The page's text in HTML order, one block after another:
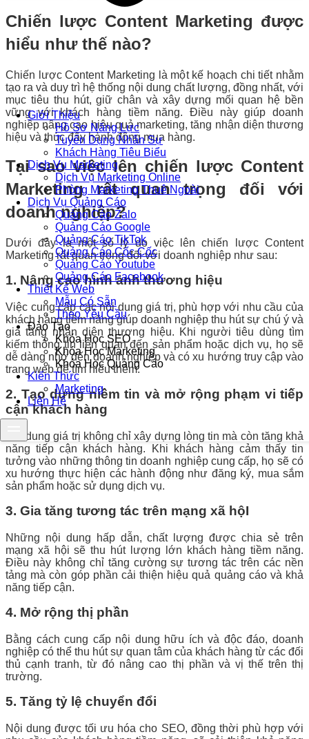
Giới Thiệu
Hồ Sơ Năng Lực
Tuyển Dụng Nhân Sự
Khách Hàng Tiêu Biểu
Dịch Vụ Marketing
Dịch Vụ Marketing Online
Phòng Marketing Thuê Ngoài
Dịch Vụ Quảng Cáo
Quảng Cáo Zalo
Quảng Cáo Google
Quảng Cáo TikTok
Quảng Cáo Cốc Cốc
Quảng Cáo Youtube
Quảng Cáo Facebook
Thiết Kế Web
Mẫu Có Sẵn
Theo Yêu Cầu
Đào Tạo
Khóa Học SEO
Khóa Học Marketing
Khóa Học Quảng Cáo
Kiến Thức
Marketing
Liên Hệ
Chiến lược Content Marketing được
hiểu như thế nào?
Chiến lược Content Marketing là một kế hoạch chi tiết nhằm
tạo ra và duy trì hệ thống nội dung chất lượng, đồng nhất, với
mục tiêu thu hút, giữ chân và xây dựng mối quan hệ bền
vững với khách hàng tiềm năng. Điều này giúp doanh
nghiệp nâng cao hiệu quả marketing, tăng nhận diện thương
hiệu và thúc đẩy hành động mua hàng.
Tại sao việc lên chiến lược Content
Marketing rất quan trọng đối với
doanh nghiệp?
Dưới đây là một số lý do việc lên chiến lược Content
Marketing rất quan trọng đối với doanh nghiệp như sau:
1. Nâng cao hình ảnh thương hiệu
Việc cung cấp các nội dung giá trị, phù hợp với nhu cầu của
khách hàng tiềm năng giúp doanh nghiệp thu hút sự chú ý và
gia tăng nhận diện thương hiệu. Khi người tiêu dùng tìm
kiếm thông tin liên quan đến sản phẩm hoặc dịch vụ, họ sẽ
dễ dàng nhớ đến doanh nghiệp và có xu hướng truy cập vào
trang web để tìm hiểu thêm.
2. Tạo dựng niềm tin và mở rộng phạm vi tiếp
cận khách hàng
Nội dung giá trị không chỉ xây dựng lòng tin mà còn tăng khả
năng tiếp cận khách hàng. Khi khách hàng cảm thấy tin
tưởng vào những thông tin doanh nghiệp cung cấp, họ sẽ có
xu hướng thực hiện các hành động như đăng ký, mua sắm
sản phẩm hoặc sử dụng dịch vụ.
3. Gia tăng tương tác trên mạng xã hộI
Những nội dung hấp dẫn, chất lượng được chia sẻ trên
mạng xã hội sẽ thu hút lượng lớn khách hàng tiềm năng.
Điều này không chỉ tăng cường sự tương tác trên các nền
tảng mà còn góp phần cải thiện hiệu quả quảng cáo và khả
năng tiếp cận.
4. Mở rộng thị phần
Bằng cách cung cấp nội dung hữu ích và độc đáo, doanh
nghiệp có thể thu hút sự quan tâm của khách hàng từ các đối
thủ cạnh tranh, từ đó nâng cao thị phần và vị thế trên thị
trường.
5. Tăng tỷ lệ chuyển đổi
Nội dung được tối ưu hóa cho SEO, đồng thời phù hợp với